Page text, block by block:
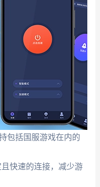
包括国服游戏在内的
快速的连接，减少游